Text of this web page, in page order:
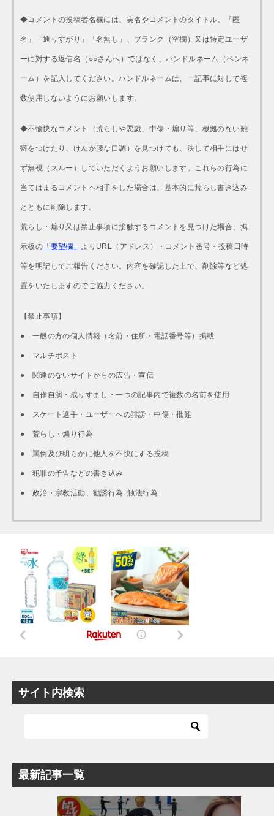
◆コメントの投稿者名欄には、実名やコメントのタイトル、「匿
名」「通りすがり」「名無し」、ブランク（空欄）又は特定ユーザ
ーに対する返信名（○○さんへ）ではなく、ハンドルネーム（ペンネ
ーム）を記入してください。ハンドルネームは、一記事に対して複
数使用しないようにお願いします。
◆不愉快なコメント（荒らしや悪戯、中傷・煽り等、根拠のない難
癖をつけたり、けんか腰な口調）を見つけても、決して相手にはせ
ず無視（スルー）していただくようお願いします。これらの行為に
当てはまるコメントへ相手をした場合は、基本的に荒らし書き込み
とともに削除します。
荒らし・煽り又は禁止事項に接触するコメントを見つけた場合、掲
示板の 「要望欄」 よりURL（アドレス）・コメント番号・投稿日時
等を明記してご報告ください。内容を確認した上で、削除等など処
置をいたしますのでご協力ください。
【禁止事項】
● 一般の方の個人情報（名前・住所・電話番号等）掲載
● マルチポスト
● 関連のないサイトからの広告・宣伝
● 自作自演・成りすまし・一つの記事内で複数の名前を使用
● スケート選手・ユーザーへの誹謗・中傷・批難
● 荒らし・煽り行為
● 罵倒及び明らかに他人を不快にする投稿
● 犯罪の予告などの書き込み
● 政治・宗教活動、勧誘行為. 触法行為
サイト内検索
最新記事一覧